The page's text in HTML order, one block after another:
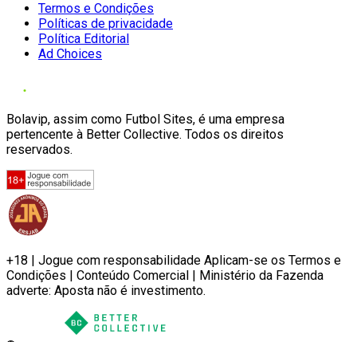
Termos e Condições
Políticas de privacidade
Política Editorial
Ad Choices
Bolavip, assim como Futbol Sites, é uma empresa
pertencente à Better Collective. Todos os direitos
reservados.
+18 | Jogue com responsabilidade Aplicam-se os Termos e
Condições | Conteúdo Comercial | Ministério da Fazenda
adverte: Aposta não é investimento.